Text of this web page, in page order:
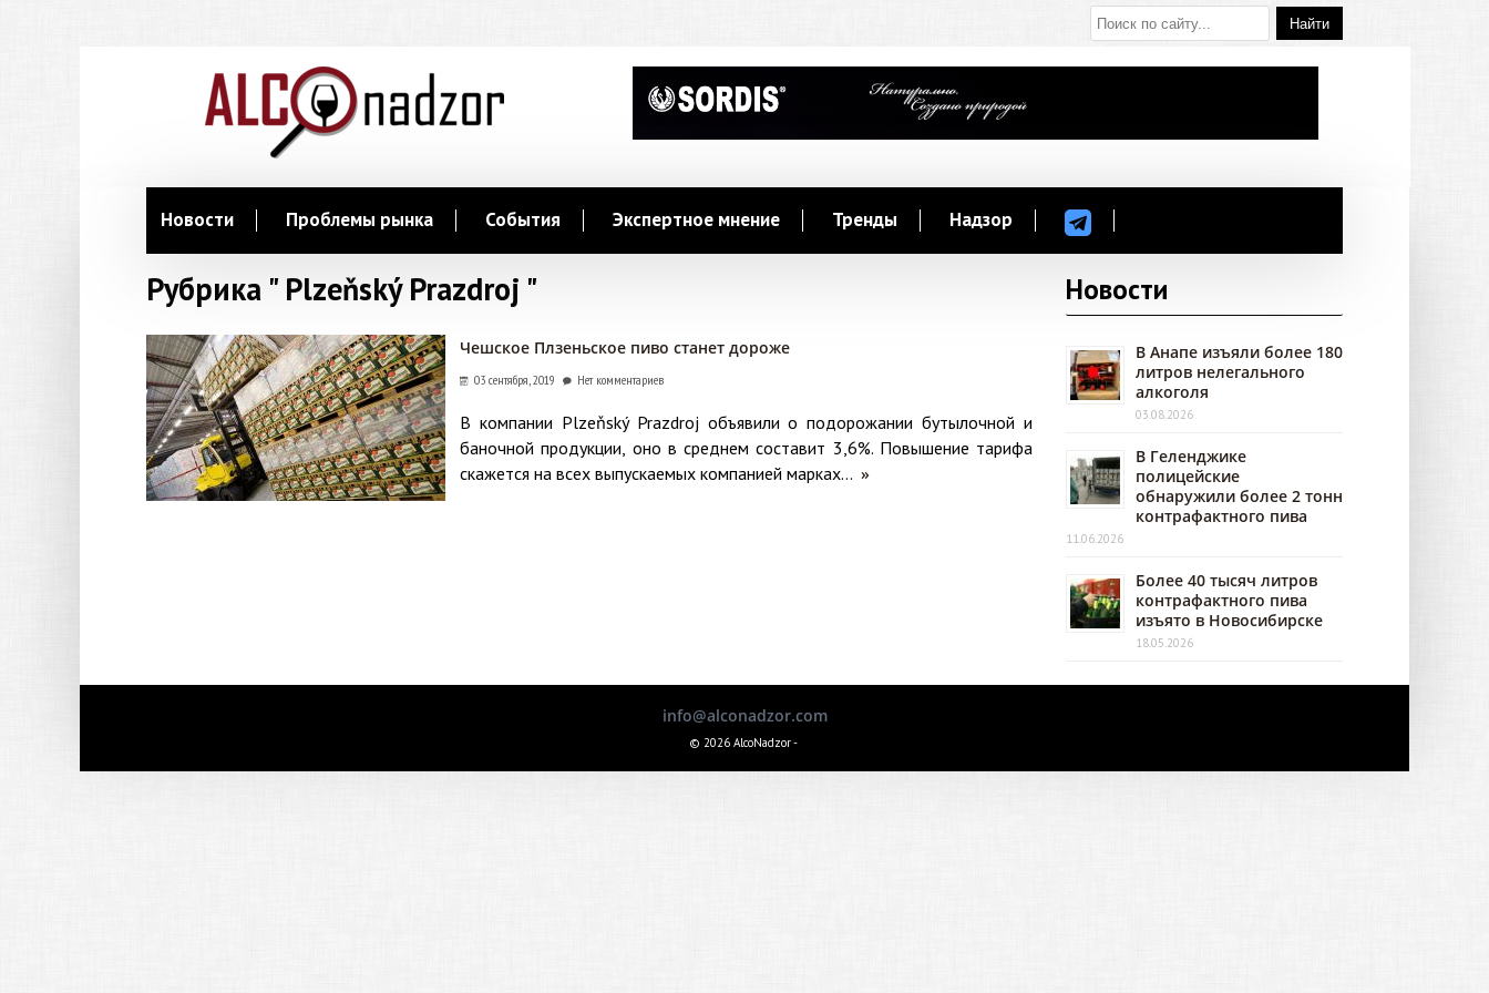
Новости Проблемы рынка События Экспертное мнение Тренды Надзор
Рубрика " Plzeňský Prazdroj "
Чешское Плзеньское пиво станет дороже
03 сентября, 2019 Нет комментариев
В компании Plzeňský Prazdroj объявили о подорожании бутылочной и
баночной продукции, оно в среднем составит 3,6%. Повышение тарифа
скажется на всех выпускаемых компанией марках... »
Новости
В Анапе изъяли более 180
литров нелегального
алкоголя
03.08.2026
В Геленджике
полицейские
обнаружили более 2 тонн
контрафактного пива
11.06.2026
Более 40 тысяч литров
контрафактного пива
изъято в Новосибирске
18.05.2026
info@alconadzor.com
© 2026 AlcoNadzor -